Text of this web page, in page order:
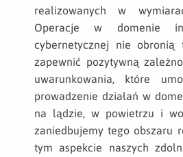
realizowanych w
Operacje w domenie
cybernetycznej nie obronią
zapewnić pozytywną
uwarunkowania, które
prowadzenie działań w
na lądzie, w powietrzu i
zaniedbujemy tego obszaru
tym aspekcie naszych